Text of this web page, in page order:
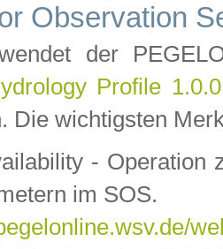
Observation
der
Profile
Die wichtigsten
- Operation
im SOS.